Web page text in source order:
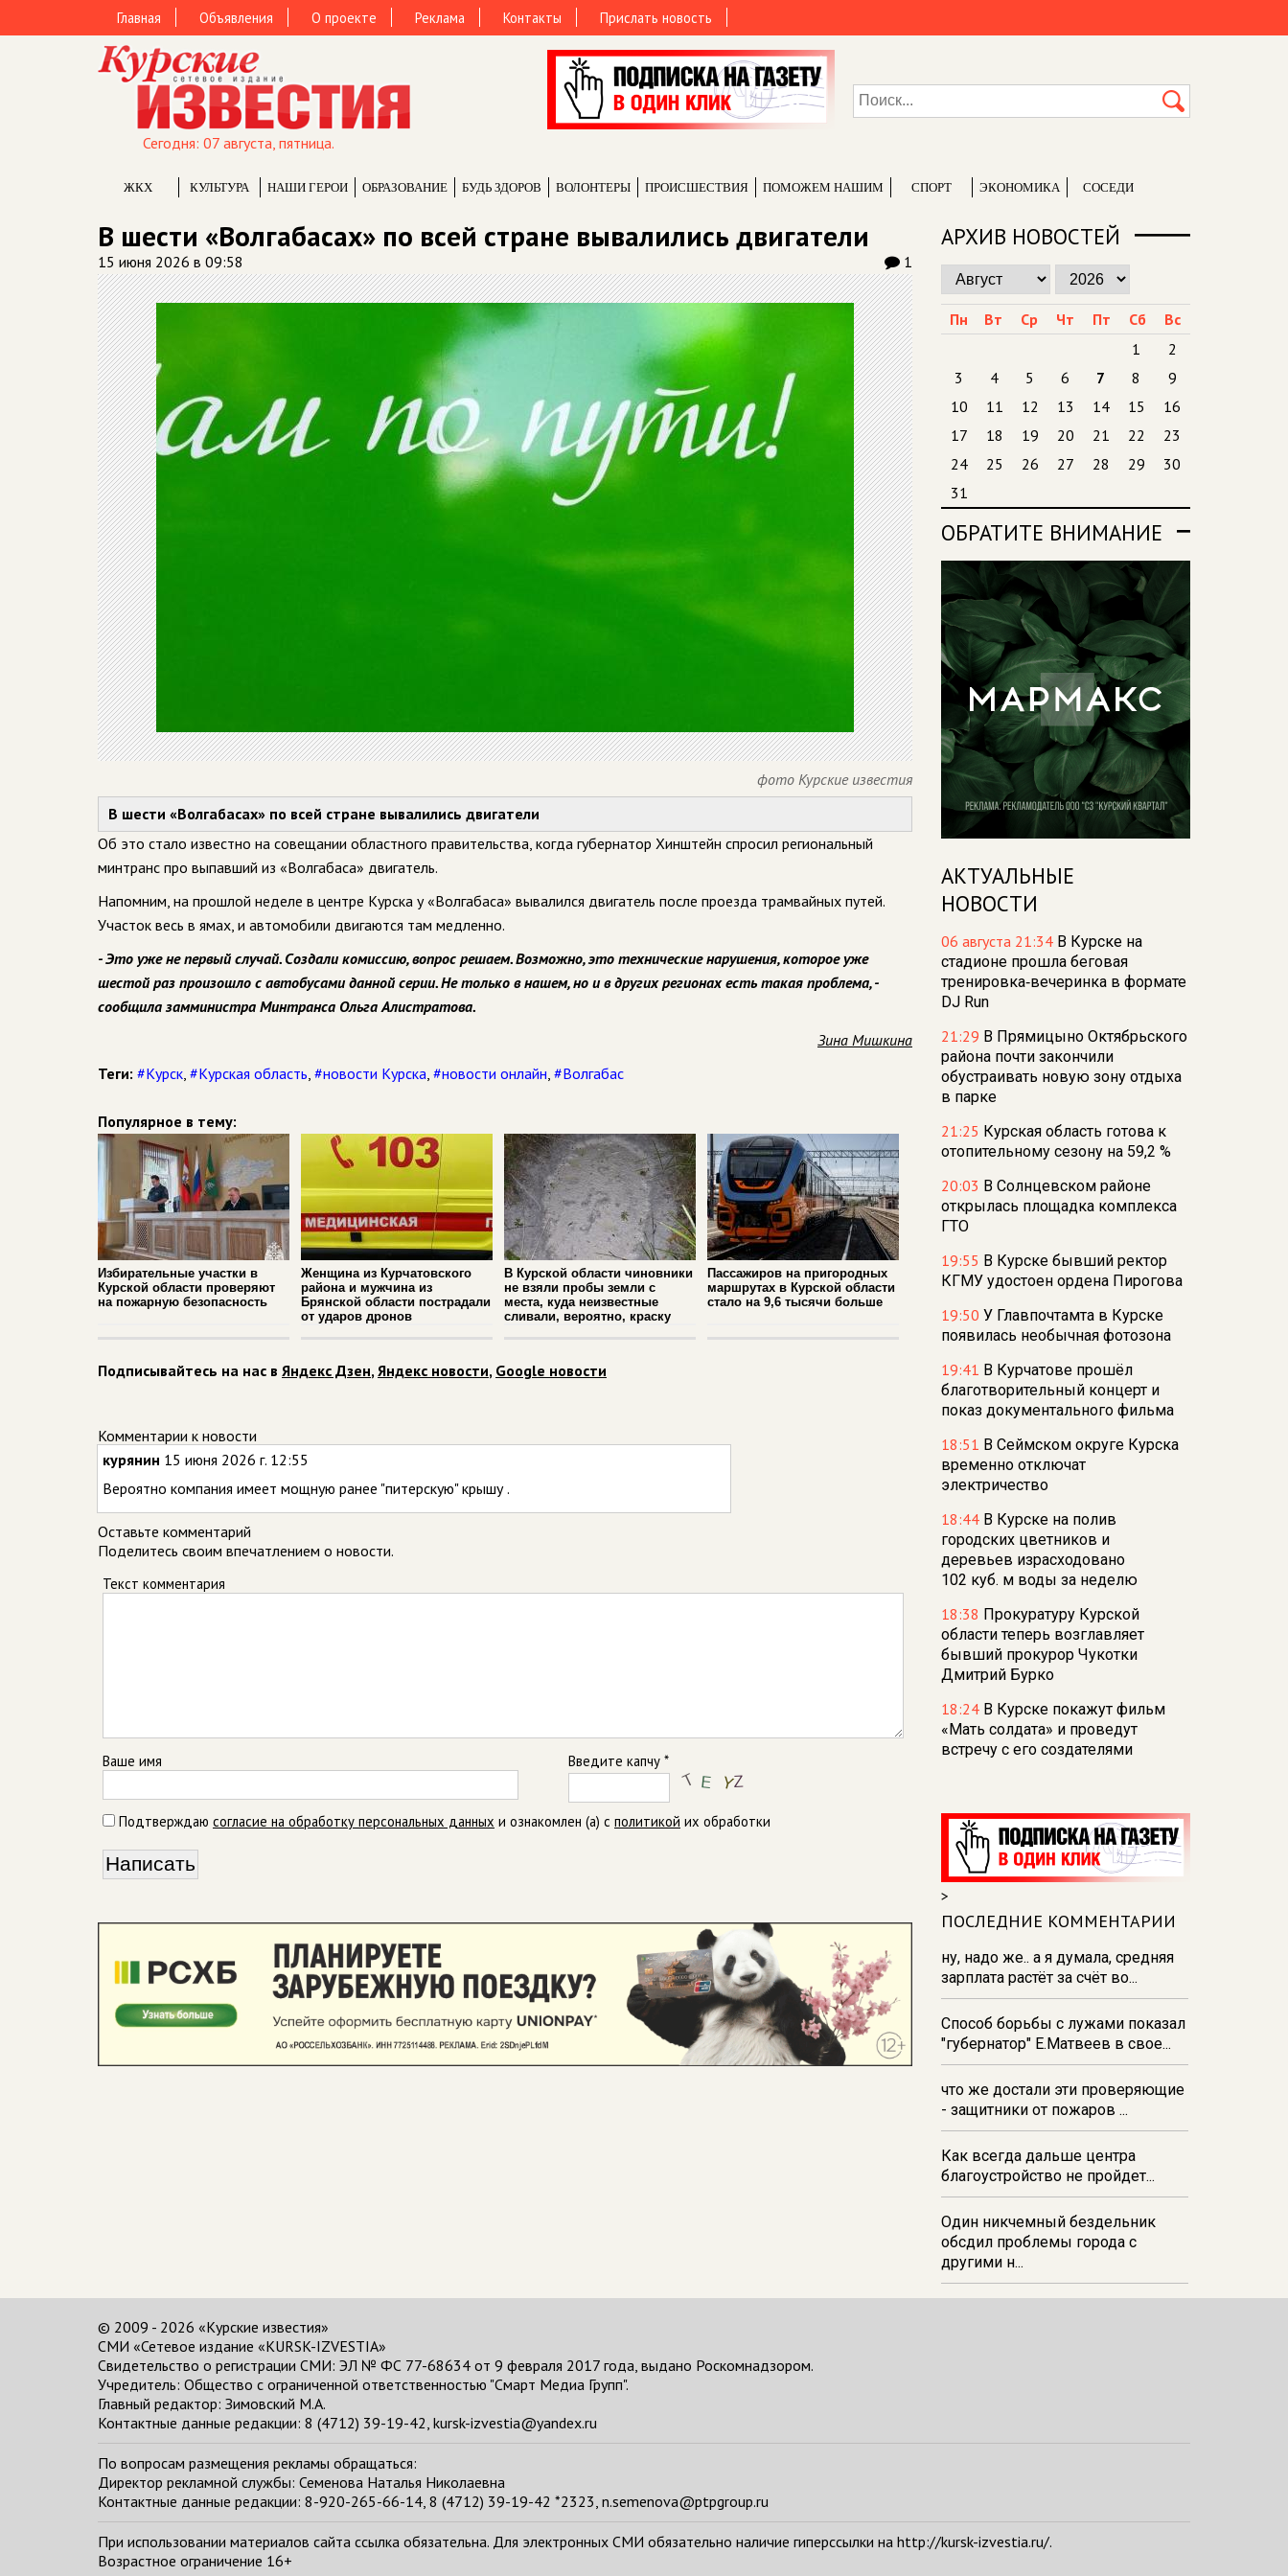
Главная Объявления О проекте Реклама Контакты Прислать новость
Сегодня: 07 августа, пятница.
ЖКХ КУЛЬТУРА НАШИ ГЕРОИ ОБРАЗОВАНИЕ БУДЬ ЗДОРОВ ВОЛОНТЕРЫ ПРОИCШЕСТВИЯ ПОМОЖЕМ НАШИМ СПОРТ ЭКОНОМИКА СОСЕДИ
В шести «Волгабасах» по всей стране вывалились двигатели
15 июня 2026 в 09:58 1
фото Курские известия
В шести «Волгабасах» по всей стране вывалились двигатели
Об это стало известно на совещании областного правительства, когда губернатор Хинштейн спросил региональный
минтранс про выпавший из «Волгабаса» двигатель.
Напомним, на прошлой неделе в центре Курска у «Волгабаса» вывалился двигатель после проезда трамвайных путей.
Участок весь в ямах, и автомобили двигаются там медленно.
- Это уже не первый случай. Создали комиссию, вопрос решаем. Возможно, это технические нарушения, которое уже
шестой раз произошло с автобусами данной серии. Не только в нашем, но и в других регионах есть такая проблема, -
сообщила замминистра Минтранса Ольга Алистратова.
Зина Мишкина
Теги: #Курск, #Курская область, #новости Курска, #новости онлайн, #Волгабас
Популярное в тему:
Избирательные участки в
Курской области проверяют
на пожарную безопасность
Женщина из Курчатовского
района и мужчина из
Брянской области пострадали
от ударов дронов
В Курской области чиновники
не взяли пробы земли с
места, куда неизвестные
сливали, вероятно, краску
Пассажиров на пригородных
маршрутах в Курской области
стало на 9,6 тысячи больше
Подписывайтесь на нас в Яндекс Дзен,Яндекс новости, Google новости
Комментарии к новости
курянин 15 июня 2026 г. 12:55
Вероятно компания имеет мощную ранее "питерскую" крышу .
Оставьте комментарий
Поделитесь своим впечатлением о новости.
Текст комментария
Ваше имя Введите капчу *
Подтверждаю согласие на обработку персональных данных и ознакомлен (а) с политикой их обработки
АРХИВ НОВОСТЕЙ
Пн Вт Ср Чт Пт Сб
Вс
1
2
3
4 5 6 7 8
9
10
11 12 13 14 15
16
17
18 19 20 21 22
23
24
25 26 27 28 29
30
31
ОБРАТИТЕ ВНИМАНИЕ
АКТУАЛЬНЫЕ
НОВОСТИ
06 августа 21:34 В Курске на
стадионе прошла беговая
тренировка‑вечеринка в формате
DJ Run
21:29 В Прямицыно Октябрьского
района почти закончили
обустраивать новую зону отдыха
в парке
21:25 Курская область готова к
отопительному сезону на 59,2 %
20:03 В Солнцевском районе
открылась площадка комплекса
ГТО
19:55 В Курске бывший ректор
КГМУ удостоен ордена Пирогова
19:50 У Главпочтамта в Курске
появилась необычная фотозона
19:41 В Курчатове прошёл
благотворительный концерт и
показ документального фильма
18:51 В Сеймском округе Курска
временно отключат
электричество
18:44 В Курске на полив
городских цветников и
деревьев израсходовано
102 куб. м воды за неделю
18:38 Прокуратуру Курской
области теперь возглавляет
бывший прокурор Чукотки
Дмитрий Бурко
18:24 В Курске покажут фильм
«Мать солдата» и проведут
встречу с его создателями
из‑за проблем с водоснабжением
17:23
В Курске установили две
камеры ПДД на превышение
скорости
16:55В Курске жителя
Тюменской области осудили за
незаконную перевозку
взрывчатки
16:47В Курске капремонт дорог
выполнен на 54%
>
ПОСЛЕДНИЕ КОММЕНТАРИИ
ну, надо же.. а я думала, средняя
зарплата растёт за счёт во...
Способ борьбы с лужами показал
"губернатор" Е.Матвеев в свое...
что же достали эти проверяющие
- защитники от пожаров ...
Как всегда дальше центра
благоустройство не пройдет...
Один никчемный бездельник
обсдил проблемы города с
другими н...
© 2009 - 2026 «Курские известия»
СМИ «Сетевое издание «KURSK-IZVESTIA»
Свидетельство о регистрации СМИ: ЭЛ № ФС 77-68634 от 9 февраля 2017 года, выдано Роскомнадзором.
Учредитель: Общество с ограниченной ответственностью "Смарт Медиа Групп".
Главный редактор: Зимовский М.А.
Контактные данные редакции: 8 (4712) 39-19-42, kursk-izvestia@yandex.ru
По вопросам размещения рекламы обращаться:
Директор рекламной службы: Семенова Наталья Николаевна
Контактные данные редакции: 8-920-265-66-14, 8 (4712) 39-19-42 *2323, n.semenova@ptpgroup.ru
При использовании материалов сайта ссылка обязательна. Для электронных СМИ обязательно наличие гиперссылки на http://kursk-izvestia.ru/.
Возрастное ограничение 16+